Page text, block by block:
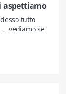
aspettiamo
tutto
vediamo se